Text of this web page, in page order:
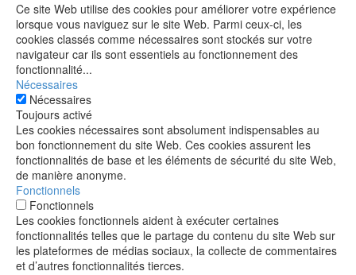
Ce site Web utilise des cookies pour améliorer votre expérience
lorsque vous naviguez sur le site Web. Parmi ceux-ci, les
cookies classés comme nécessaires sont stockés sur votre
navigateur car ils sont essentiels au fonctionnement des
fonctionnalité...
Nécessaires
Nécessaires
Toujours activé
Les cookies nécessaires sont absolument indispensables au
bon fonctionnement du site Web. Ces cookies assurent les
fonctionnalités de base et les éléments de sécurité du site Web,
de manière anonyme.
Fonctionnels
Fonctionnels
Les cookies fonctionnels aident à exécuter certaines
fonctionnalités telles que le partage du contenu du site Web sur
les plateformes de médias sociaux, la collecte de commentaires
et d’autres fonctionnalités tierces.